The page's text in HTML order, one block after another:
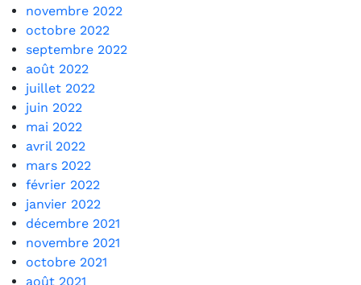
novembre 2022
octobre 2022
septembre 2022
août 2022
juillet 2022
juin 2022
mai 2022
avril 2022
mars 2022
février 2022
janvier 2022
décembre 2021
novembre 2021
octobre 2021
août 2021